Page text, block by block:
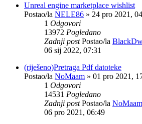
Unreal engine marketplace wishlist
Postao/la NELE86 » 24 pro 2021,
1 Odgovori
13972 Pogledano
Zadnji postPostao/la
06 sij 2022, 07:31
(riješeno)Pretraga Pdf datoteke
Postao/la NoMaam » 01 pro 2021,
1 Odgovori
14531 Pogledano
Zadnji postPostao/la NoMaam
06 pro 2021, 06:49